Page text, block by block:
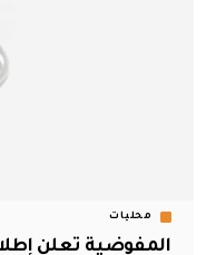
محليات
المفوضية تعلن